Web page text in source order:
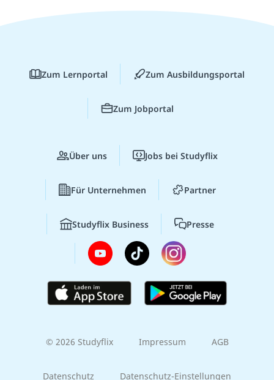
Zum Lernportal Zum Ausbildungsportal
Zum Jobportal
Über uns Jobs bei Studyflix
Für Unternehmen Partner
Studyflix Business Presse
© 2026 Studyflix Impressum AGB
Datenschutz Datenschutz-Einstellungen